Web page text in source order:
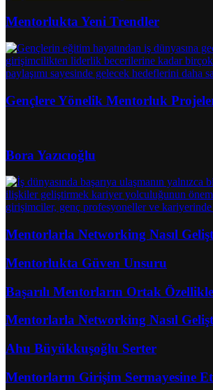
Mentorlukta Yeni Trendler
Gençlere Yönelik Mentorluk
Bora Yazıcıoğlu
Mentorlarla Networking Nasıl
Mentorlukta Güven Unsuru
Başarılı Mentorların Ortak
Mentorlarla Networking Nasıl
Ahu Büyükkuşoğlu Serter
Mentorların Girişim Sermayesine